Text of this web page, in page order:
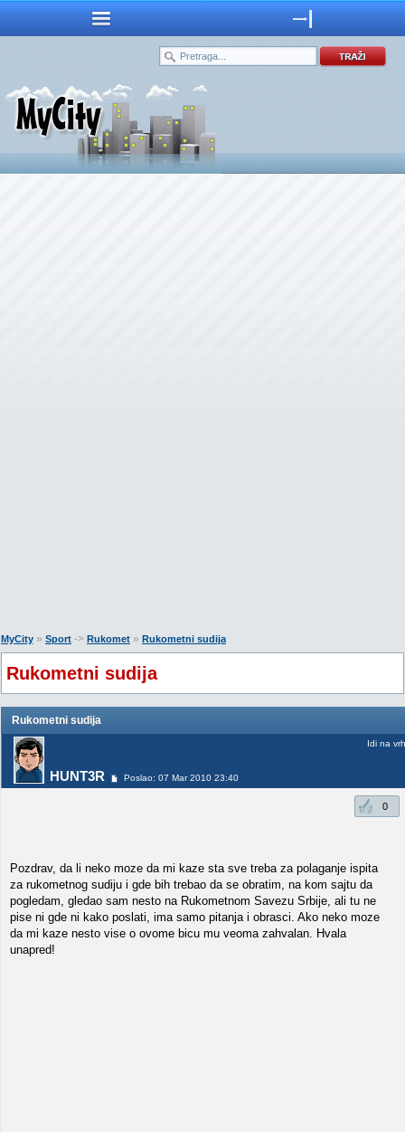
MyCity » Sport -> Rukomet » Rukometni sudija
Rukometni sudija
Rukometni sudija
HUNT3R Poslao: 07 Mar 2010 23:40
Idi na vrh
0
Pozdrav, da li neko moze da mi kaze sta sve treba za polaganje ispita
za rukometnog sudiju i gde bih trebao da se obratim, na kom sajtu da
pogledam, gledao sam nesto na Rukometnom Savezu Srbije, ali tu ne
pise ni gde ni kako poslati, ima samo pitanja i obrasci. Ako neko moze
da mi kaze nesto vise o ovome bicu mu veoma zahvalan. Hvala
unapred!